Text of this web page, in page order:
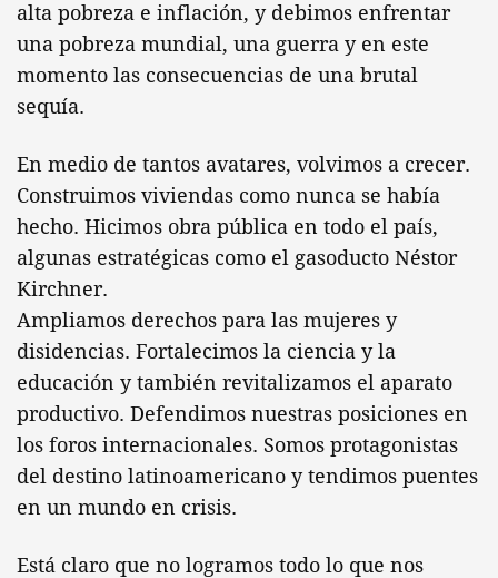
alta pobreza e inflación, y debimos enfrentar
una pobreza mundial, una guerra y en este
momento las consecuencias de una brutal
sequía.
En medio de tantos avatares, volvimos a crecer.
Construimos viviendas como nunca se había
hecho. Hicimos obra pública en todo el país,
algunas estratégicas como el gasoducto Néstor
Kirchner.
Ampliamos derechos para las mujeres y
disidencias. Fortalecimos la ciencia y la
educación y también revitalizamos el aparato
productivo. Defendimos nuestras posiciones en
los foros internacionales. Somos protagonistas
del destino latinoamericano y tendimos puentes
en un mundo en crisis.
Está claro que no logramos todo lo que nos